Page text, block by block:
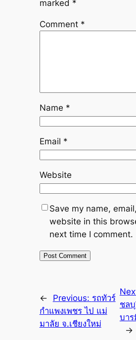
marked *
Comment *
Name *
Email *
Website
Save my name,
website in this
next time I comment.
← Previous: รถทัวร์
กำแพงเพชร ไป แม่
มาลัย จ.เชียงใหม่
ชล
บา
→